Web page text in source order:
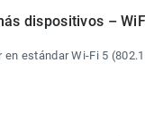
dispositivos –
en estándar Wi-Fi 5